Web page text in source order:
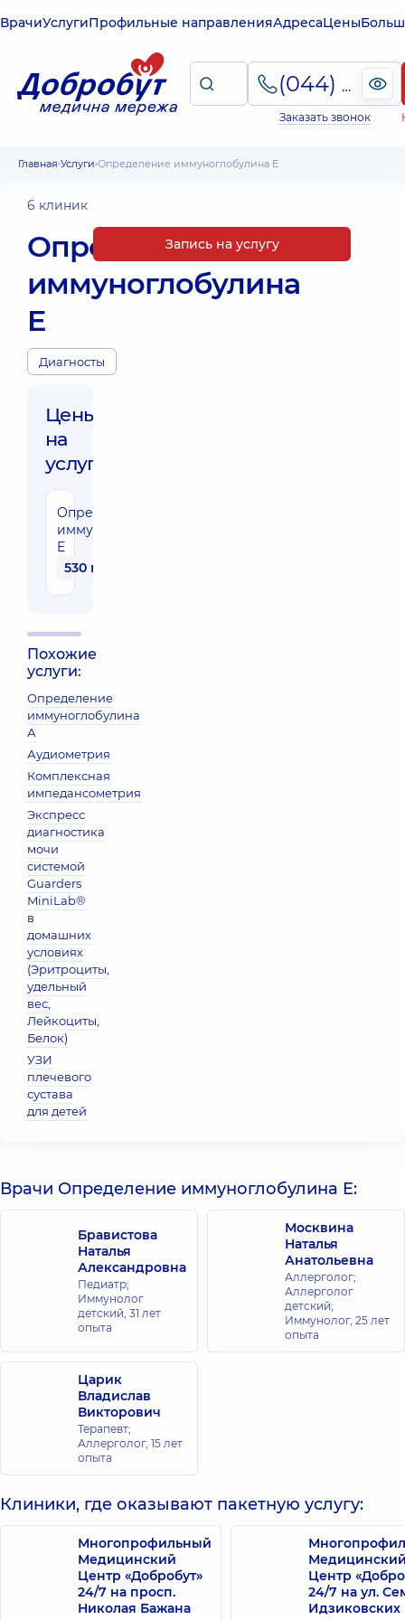
ВрачиУслугиПрофильные направленияАдресаЦены
(044) 495-2-888
Заказать звонок
Главная Услуги Определение иммуноглобулина E
6 клиник
Определение
иммуноглобулина
E
Диагносты
Цены
на
услуги:
Определение
иммуноглобулина
E
530 грн
Похожие
услуги:
Определение
иммуноглобулина
А
Аудиометрия
Комплексная
импедансометрия
Экспресс
диагностика
мочи
системой
Guarders
MiniLab®
в
домашних
условиях
(Эритроциты,
удельный
вес,
Лейкоциты,
Белок)
УЗИ
плечевого
сустава
для детей
Запись на услугу
Врачи Определение иммуноглобулина E:
Бравистова
Наталья
Александровна
Педиатр;
Иммунолог
детский, 31 лет
опыта
Москвина
Наталья
Анатольевна
Аллерголог;
Аллерголог
детский;
Иммунолог, 25 лет
опыта
Царик
Владислав
Викторович
Терапевт;
Аллерголог, 15 лет
опыта
Клиники, где оказывают пакетную услугу:
Многопрофильный
Медицинский
Центр «Добробут»
24/7 на просп.
Николая Бажана
Центр
24/7 на ул.
Идзиковских